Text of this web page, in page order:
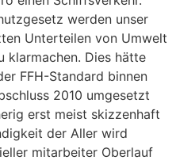
werden unser
Unterteilen von Umwelt
klarmachen. Dies hätte
FFH-Standard binnen
2010 umgesetzt
erst meist skizzenhaft
der Aller wird
mitarbeiter Oberlauf